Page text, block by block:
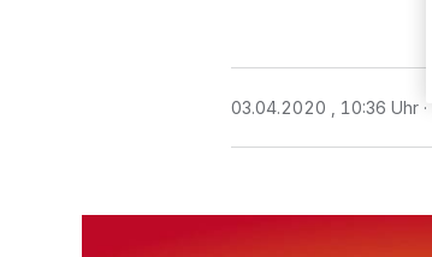
03.04.2020 , 10:36 Uhr